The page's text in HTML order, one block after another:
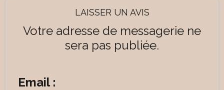
LAISSER UN AVIS
Votre adresse de messagerie ne
sera pas publiée.
Email :